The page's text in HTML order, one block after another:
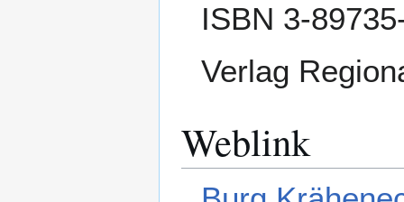
ISBN 3-
Verlag
Weblink